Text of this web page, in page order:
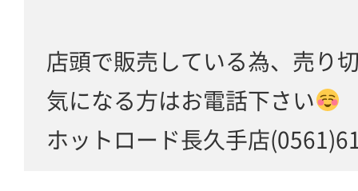
店頭で販売している為、売り
気になる方はお電話下さい
ホットロード長久手店